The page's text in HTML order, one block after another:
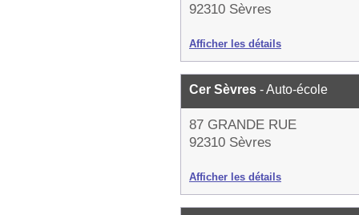
92310 Sèvres
Afficher les détails
Cer Sèvres - Auto-école
87 GRANDE RUE
92310 Sèvres
Afficher les détails